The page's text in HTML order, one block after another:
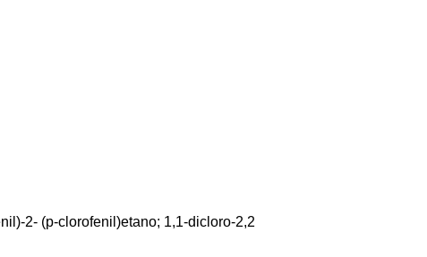
2- (p-clorofenil)etano; 1,1-dicloro-2,2